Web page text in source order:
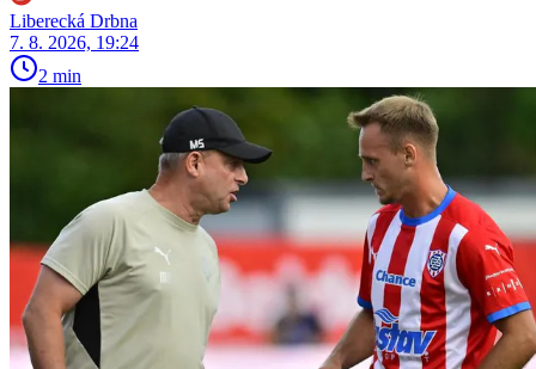
Liberecká Drbna
7. 8. 2026, 19:24
2 min